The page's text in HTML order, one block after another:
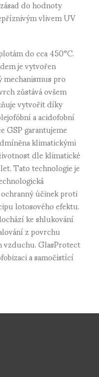
do hodnoty
vlivem UV
do cca 450°C.
je vytvořen
pro
zůstává ovšem
vytvořit díky
a acidofobní
garantujeme
klimatickými
dle klimatické
Tato technologie je
účinek proti
lotosového efektu.
ke shlukování
z povrchu
GlasProtect
a samočistící